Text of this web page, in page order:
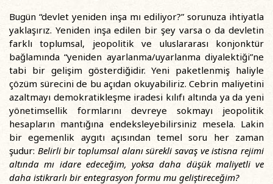
Bugün “devlet yeniden inşa mı ediliyor?” sorunuza ihtiyatla
yaklaşırız. Yeniden inşa edilen bir şey varsa o da devletin
farklı toplumsal, jeopolitik ve uluslararası konjonktür
bağlamında “yeniden ayarlanma/uyarlanma diyalektiği”ne
tabi bir gelişim gösterdiğidir. Yeni paketlenmiş haliyle
çözüm sürecini de bu açıdan okuyabiliriz. Cebrin maliyetini
azaltmayı demokratikleşme iradesi kılıfı altında ya da yeni
yönetimsellik formlarını devreye sokmayı jeopolitik
hesapların mantığına endeksleyebilirsiniz mesela. Lakin
bir egemenlik aygıtı açısından temel soru her zaman
şudur: Belirli bir toplumsal alanı sürekli savaş ve istisna rejimi
altında mı idare edeceğim, yoksa daha düşük maliyetli ve
daha istikrarlı bir entegrasyon formu mu geliştireceğim?